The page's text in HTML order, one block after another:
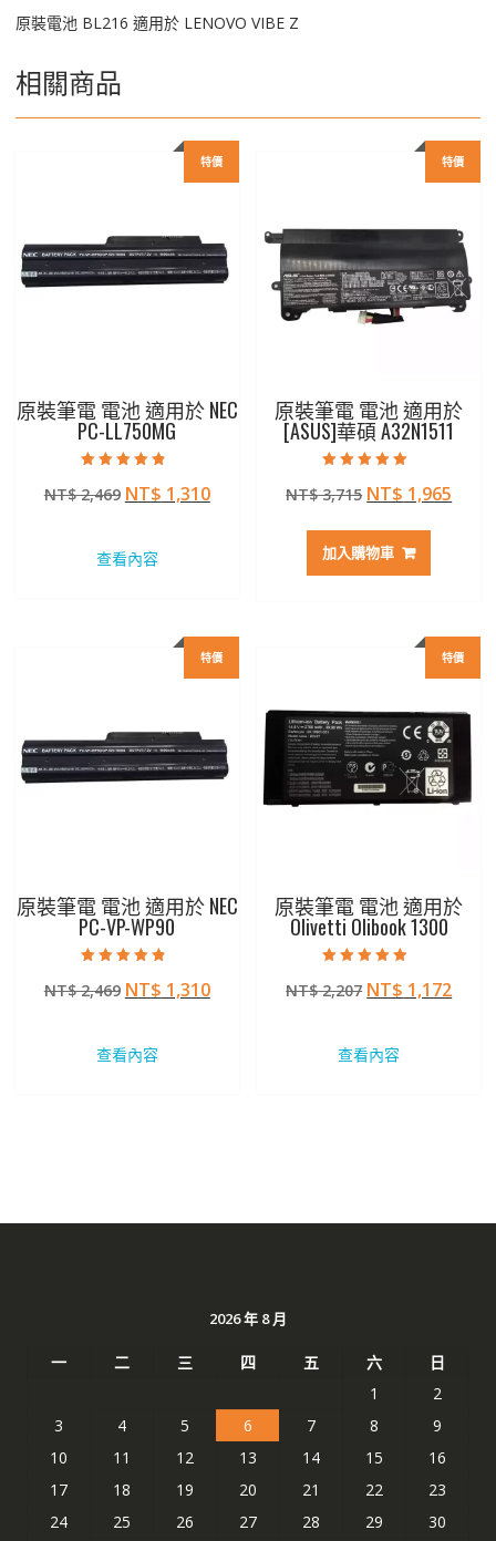
原裝電池 BL216 適用於 LENOVO VIBE Z
相關商品
特價
原裝筆電 電池 適用於 NEC
PC-LL750MG
4.50
滿分 5
NT$2,469 原
格：
NT$ 1,310目
查看內容
特價
原裝筆電 電池 適用於
[ASUS]華碩 A32N1511
5.00
滿分 5
NT$3,715 原
價
格：
NT$ 1,965
加入購物車
特價
原裝筆電 電池 適用於 NEC
PC-VP-WP90
4.50
滿分 5
NT$2,469 原
格：
NT$ 1,310目
查看內容
特價
原裝筆電 電池 適用於
Olivetti Olibook 1300
4.50
滿分 5
NT$2,207 原
格：
NT$ 1,172目
查看內容
2026 年 8 月
一 二 三 四 五 六
日
1
2
3
4 5 6 7 8
9
10
11 12 13 14 15
16
17
18 19 20 21 22
23
24
25 26 27 28 29
30